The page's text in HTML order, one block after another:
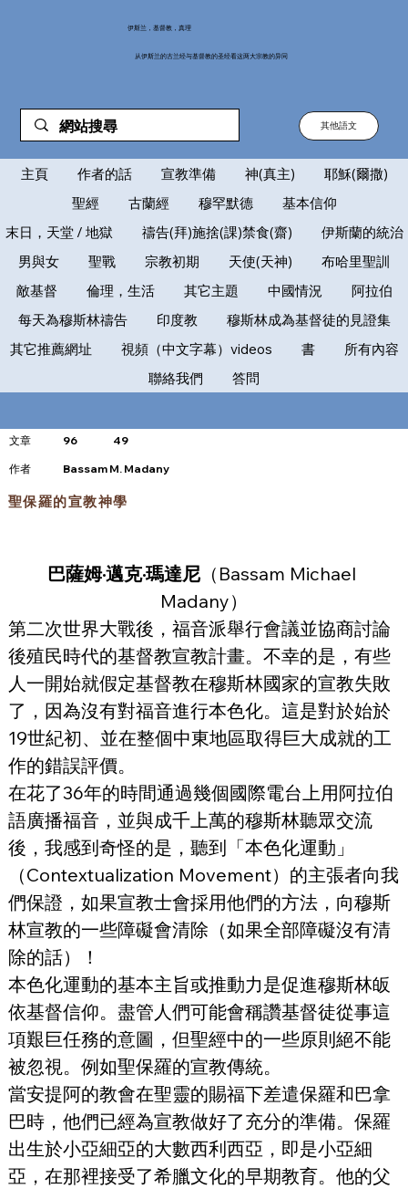
伊斯兰，基督教，真理
从伊斯兰的古兰经与基督教的圣经看这两大宗教的异同
其他語文
主頁 作者的話 宣教準備 神(真主)
耶穌(爾撒)
聖經
古蘭經 穆罕默德
基本信仰
末日，天堂 / 地獄
禱告(拜)施捨(課)禁食(齋)
伊斯蘭的統治
男與女
聖戰 宗教初期 天使(天神)
布哈里聖訓
敵基督
倫理，生活 其它主題 中國情況
阿拉伯
每天為穆斯林禱告
印度教
穆斯林成為基督徒的見證集
其它推薦網址
視頻（中文字幕）videos 書
所有內容
聯絡我們
答問
文章 96 49
​作者 Bassam M. Madany
聖保羅的宣教神學
巴薩姆·邁克·瑪達尼 （Bassam Michael
Madany）
第二次世界大戰後，福音派舉行會議並協商討論
後殖民時代的基督教宣教計畫。不幸的是，有些
人一開始就假定基督教在穆斯林國家的宣教失敗
了，因為沒有對福音進行本色化。這是對於始於
19世紀初、並在整個中東地區取得巨大成就的工
作的錯誤評價。
在花了36年的時間通過幾個國際電台上用阿拉伯
語廣播福音，並與成千上萬的穆斯林聽眾交流
後，我感到奇怪的是，聽到「本色化運動」
（Contextualization Movement）的主張者向我
們保證，如果宣教士會採用他們的方法，向穆斯
林宣教的一些障礙會清除（如果全部障礙沒有清
除的話）！
本色化運動的基本主旨或推動力是促進穆斯林皈
依基督信仰。盡管人們可能會稱讚基督徒從事這
項艱巨任務的意圖，但聖經中的一些原則絕不能
被忽視。例如聖保羅的宣教傳統。
當安提阿的教會在聖靈的賜福下差遣保羅和巴拿
巴時，他們已經為宣教做好了充分的準備。保羅
出生於小亞細亞的大數西利西亞，即是小亞細
亞，在那裡接受了希臘文化的早期教育。他的父